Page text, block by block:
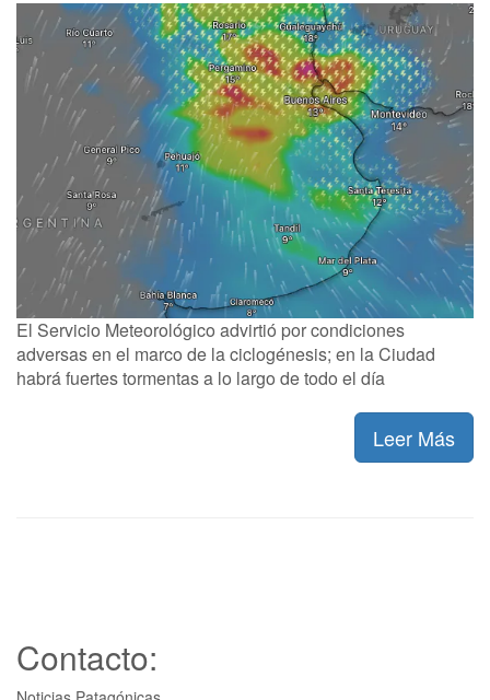
El Servicio Meteorológico advirtió por condiciones
adversas en el marco de la ciclogénesis; en la Ciudad
habrá fuertes tormentas a lo largo de todo el día
Leer Más
Contacto: